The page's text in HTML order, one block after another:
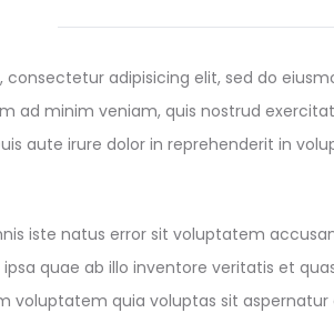
consectetur adipisicing elit, sed do
ad minim veniam, quis nostrud
aute irure dolor in reprehenderit in
iste natus error sit voluptatem
quae ab illo inventore veritatis et
voluptatem quia voluptas sit